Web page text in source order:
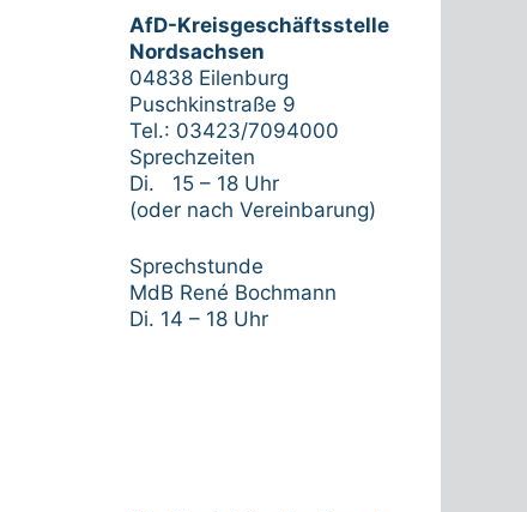
AfD-Kreisgeschäftsstelle
Nordsachsen
04838 Eilenburg
Puschkinstraße 9
Tel.: 03423/7094000
Sprechzeiten
Di. 15 – 18 Uhr
(oder nach Vereinbarung)
Sprechstunde
MdB René Bochmann
Di. 14 – 18 Uhr